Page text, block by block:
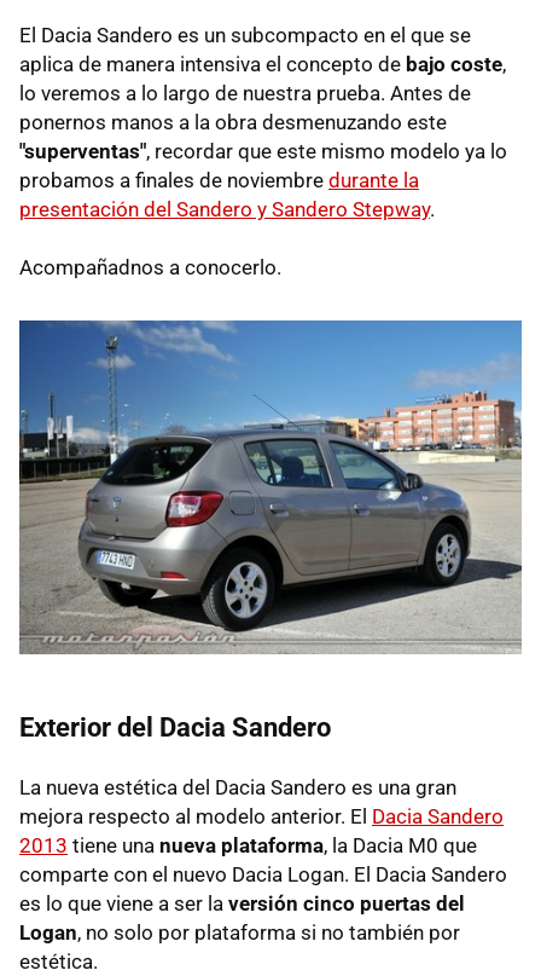
El Dacia Sandero es un subcompacto en el que se
aplica de manera intensiva el concepto de bajo coste,
lo veremos a lo largo de nuestra prueba. Antes de
ponernos manos a la obra desmenuzando este
"superventas", recordar que este mismo modelo ya lo
probamos a finales de noviembre durante la
presentación del Sandero y Sandero Stepway.
Acompañadnos a conocerlo.
Exterior del Dacia Sandero
La nueva estética del Dacia Sandero es una gran
mejora respecto al modelo anterior. El Dacia Sandero
2013 tiene una nueva plataforma, la Dacia M0 que
comparte con el nuevo Dacia Logan. El Dacia Sandero
es lo que viene a ser la versión cinco puertas del
Logan, no solo por plataforma si no también por
estética.